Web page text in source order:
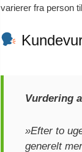
varierer fra person
Vurdering
»Efter to
generelt